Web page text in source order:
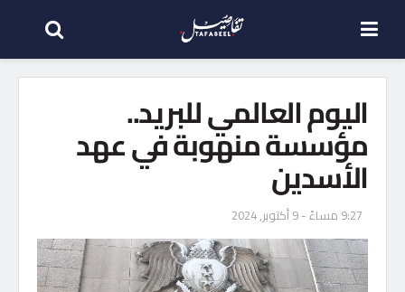
اليوم العالمي للبريد..
مؤسسة منهوبة في عهد
الأسدين
9:27 مساءً - 9 أكتوبر, 2024